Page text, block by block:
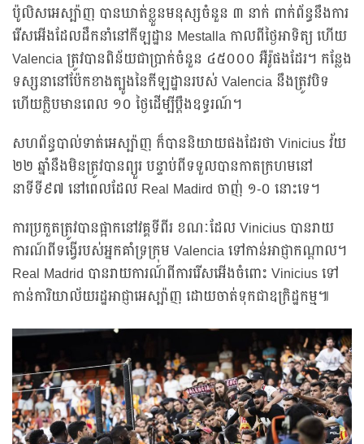
ប៉ូលិសអេស្ប៉ាញ បានឃាត់ខ្លួនមនុស្សចំនួន ៣ នាក់ ពាក់ព័ន្ធនឹងការ
រើសអើងដែលដឹកនាំនៅកីឡដ្ឋាន Mestalla កាលពីថ្ងៃអាទិត្យ ហើយ
Valencia ត្រូវបានពិន័យជាប្រាក់ចំនួន ៤៥០០០ អឺរ៉ូផងដែរ។ កន្លែង
ទស្សនានៅប៉ែកខាងត្បូងនៃកីឡដ្ឋានរបស់ Valencia នឹងត្រូវបិទ
ហើយក្លិបមានពេល ១០ ថ្ងៃដើម្បីប្តឹងឧទ្ធរណ៍។
សហព័ន្ធបាល់ទាត់អេស្ប៉ាញ ក៏បាននិយាយផងដែរថា Vinicius វ័យ
២២ ឆ្នាំនឹងមិនត្រូវបានព្យួរ បន្ទាប់ពីទទួលបានកាតក្រហមនៅ
នាទីទី៩៧ នៅពេលដែល Real Madird ចាញ់ ១-០ នោះទេ។
ការប្រកួតត្រូវបានផ្អាកនៅវគ្គទីពីរ ខណៈដែល Vinicius បានរាយ
ការណ៍ពីទង្វើរបស់អ្នកគាំទ្រក្រុម Valencia ទៅកាន់អាជ្ញាកណ្តាល។
Real Madrid បានរាយការណ៍ពីការរើសអើងចំពោះ Vinicius ទៅ
កាន់ការិយាល័យរដ្ឋអាជ្ញាអេស្ប៉ាញ ដោយចាត់ទុកជាឧក្រិដ្ឋកម្ម៕